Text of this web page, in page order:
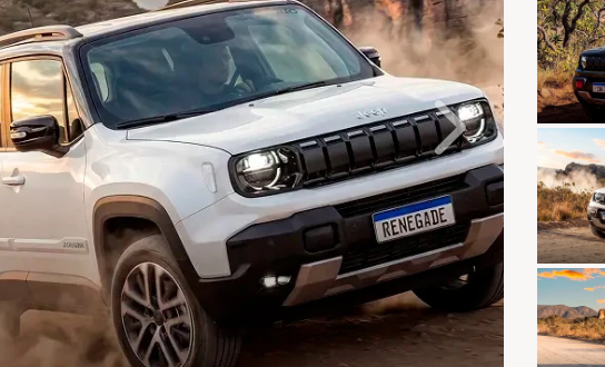
Próximo